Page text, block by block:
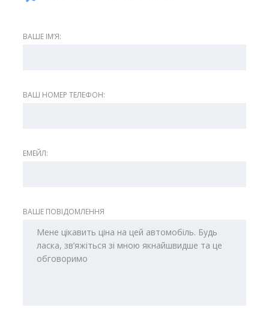
ВАШЕ ІМʼЯ:
ВАШ НОМЕР ТЕЛЕФОН:
ЕМЕЙЛ:
ВАШЕ ПОВІДОМЛЕННЯ